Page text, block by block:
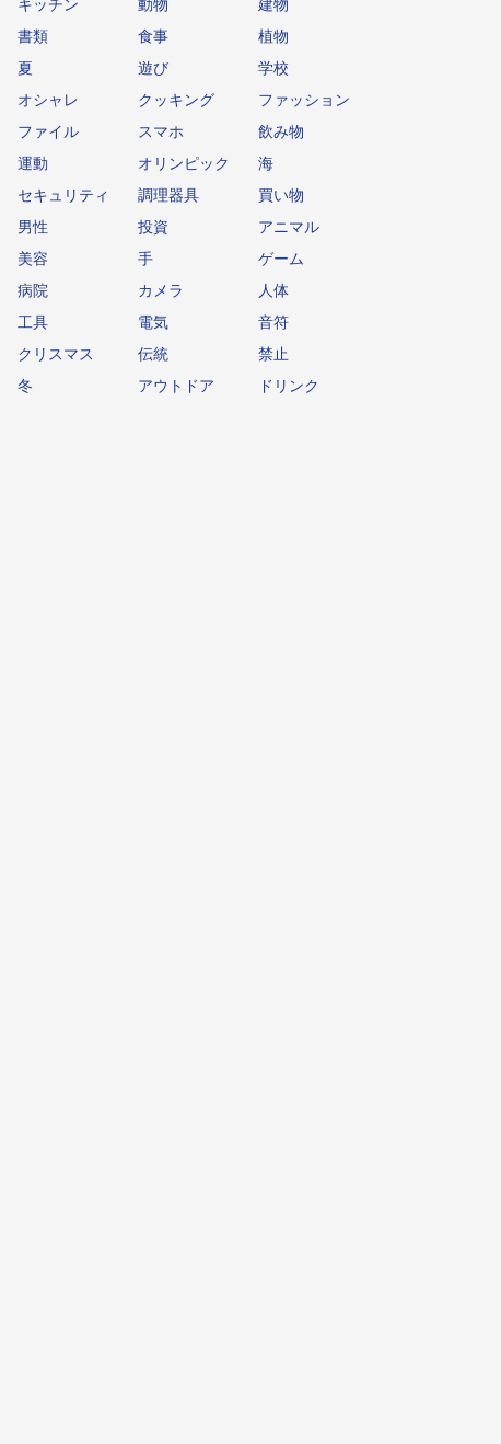
キッチン
動物
建物
書類
食事
植物
夏
遊び
学校
オシャレ
クッキング
ファッション
ファイル
スマホ
飲み物
運動
オリンピック
海
セキュリティ
調理器具
買い物
男性
投資
アニマル
美容
手
ゲーム
病院
カメラ
人体
工具
電気
音符
クリスマス
伝統
禁止
冬
アウトドア ドリンク